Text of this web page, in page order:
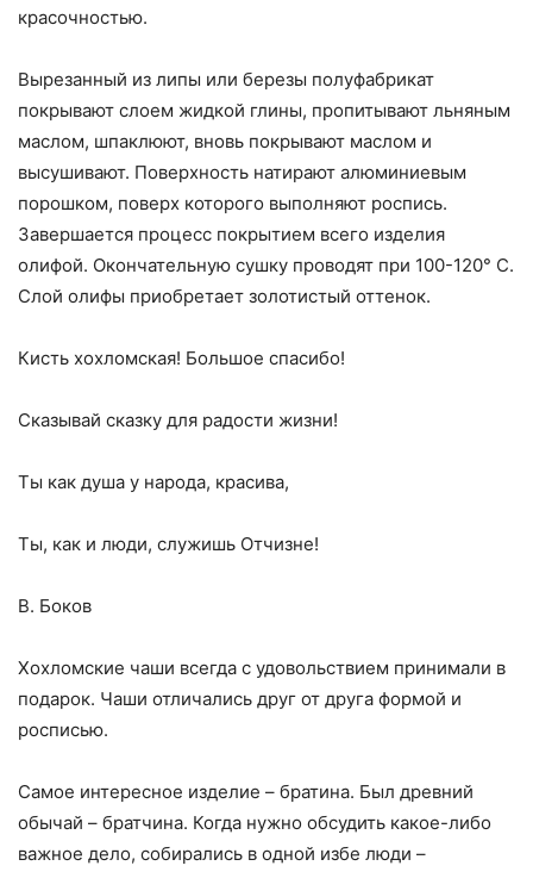
красочностью.
Вырезанный из липы или березы полуфабрикат
покрывают слоем жидкой глины, пропитывают льняным
маслом, шпаклюют, вновь покрывают маслом и
высушива­ют. Поверхность натирают алюминиевым
порошком, поверх которого выполняют роспись.
Завершается процесс покрытием всего изделия
олифой. Окончательную сушку проводят при 100-120° С.
Слой олифы приобретает золотистый оттенок.
Кисть хохломская! Большое спасибо!
Сказывай сказку для радости жизни!
Ты как душа у народа, красива,
Ты, как и люди, служишь Отчизне!
В. Боков
Хохломские чаши всегда с удовольствием принимали в
подарок. Чаши отлича­лись друг от друга формой и
росписью.
Самое интересное изделие – братина. Был древний
обычай – братчина. Когда нужно обсудить какое-либо
важное дело, собирались в одной избе люди –